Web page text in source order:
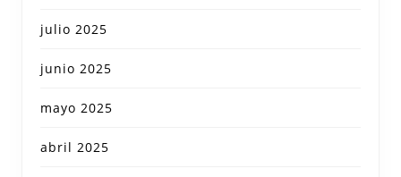
julio 2025
junio 2025
mayo 2025
abril 2025